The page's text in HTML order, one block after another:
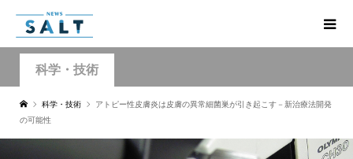
科学・技術
科学・技術
アトピー性皮膚炎は皮膚の異常細菌巣が引き起こす－新治療法開発
の可能性